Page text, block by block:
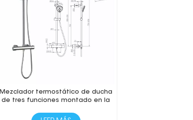
Mezclador termostático de ducha
de tres funciones montado en la